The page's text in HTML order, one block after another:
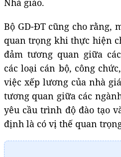
Bộ GD-ĐT cũng cho rằng,
quan trọng khi thực hiện
đảm tương quan giữa
các loại cán bộ, công
việc xếp lương của nhà
tương quan giữa các
yêu cầu trình độ đào tạo
định là có vị thế quan